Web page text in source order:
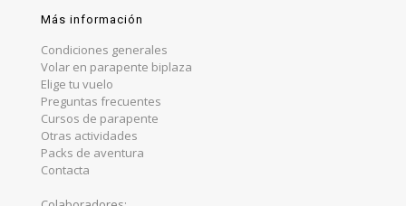
Más información
Condiciones generales
Volar en parapente biplaza
Elige tu vuelo
Preguntas frecuentes
Cursos de parapente
Otras actividades
Packs de aventura
Contacta